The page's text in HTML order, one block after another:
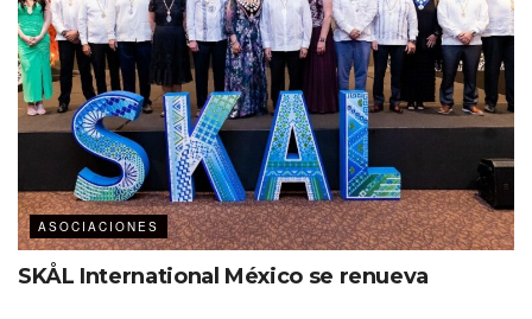
ASOCIACIONES
SKÅL International México se renueva